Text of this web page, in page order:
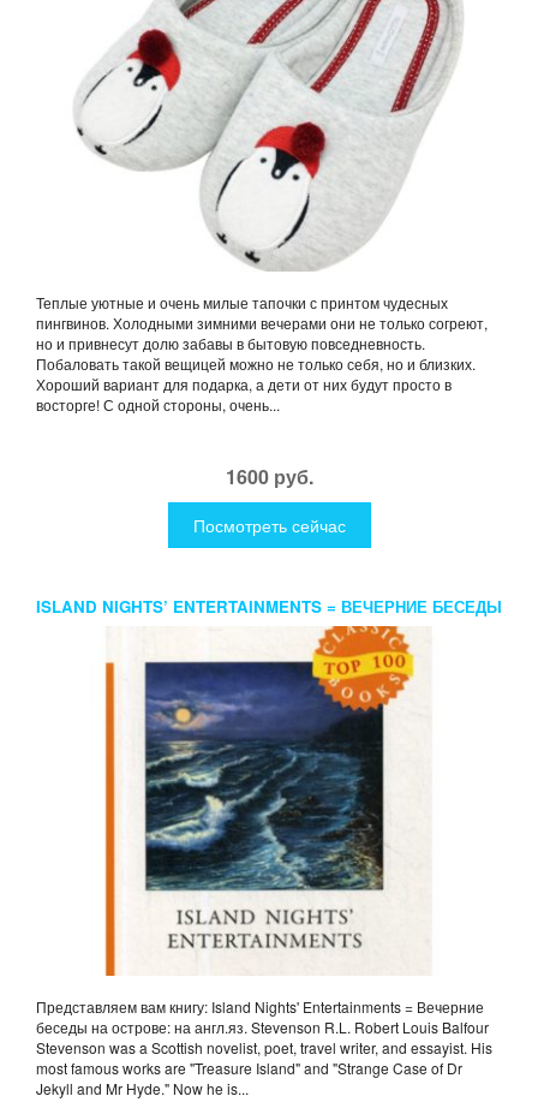
Теплые уютные и очень милые тапочки с принтом чудесных
пингвинов. Холодными зимними вечерами они не только согреют,
но и привнесут долю забавы в бытовую повседневность.
Побаловать такой вещицей можно не только себя, но и близких.
Хороший вариант для подарка, а дети от них будут просто в
восторге! С одной стороны, очень...
1600 руб.
Посмотреть сейчас
ISLAND NIGHTS’ ENTERTAINMENTS = ВЕЧЕРНИЕ БЕСЕДЫ
НА ОСТРОВЕ: НА АНГЛ.ЯЗ. STEVENSON R.L.
Представляем вам книгу: Island Nights' Entertainments = Вечерние
беседы на острове: на англ.яз. Stevenson R.L. Robert Louis Balfour
Stevenson was a Scottish novelist, poet, travel writer, and essayist. His
most famous works are "Treasure Island" and "Strange Case of Dr
Jekyll and Mr Hyde." Now he is...